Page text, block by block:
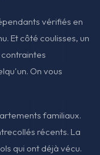
vérifiés en
Et côté coulisses, un
On vous
familiaux.
récents. La
qui ont déjà vécu.